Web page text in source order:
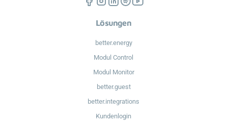
Lösungen
better.energy
Modul Control
Modul Monitor
better.guest
better.integrations
Kundenlogin